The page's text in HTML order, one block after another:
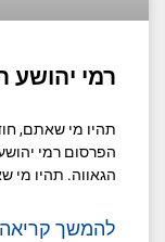
רמי יהושע
תהיו מי שאתם,
הגאווה. תהיו מי
להמשך